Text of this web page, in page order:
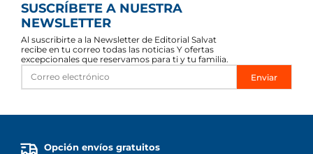
SUSCRÍBETE A NUESTRA
NEWSLETTER
Al suscribirte a la Newsletter de Editorial Salvat
recibe en tu correo todas las noticias Y ofertas
excepcionales que reservamos para ti y tu familia.
Enviar
Opción envíos gratuitos